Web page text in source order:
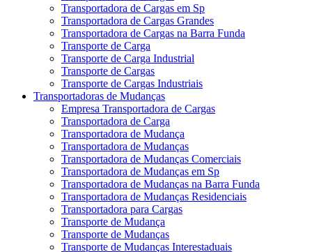
Transportadora de Cargas em Sp
Transportadora de Cargas Grandes
Transportadora de Cargas na Barra Funda
Transporte de Carga
Transporte de Carga Industrial
Transporte de Cargas
Transporte de Cargas Industriais
Transportadoras de Mudanças
Empresa Transportadora de Cargas
Transportadora de Carga
Transportadora de Mudança
Transportadora de Mudanças
Transportadora de Mudanças Comerciais
Transportadora de Mudanças em Sp
Transportadora de Mudanças na Barra Funda
Transportadora de Mudanças Residenciais
Transportadora para Cargas
Transporte de Mudança
Transporte de Mudanças
Transporte de Mudanças Interestaduais